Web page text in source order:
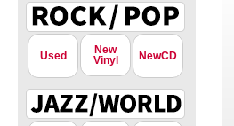
Used
New
Vinyl
NewCD